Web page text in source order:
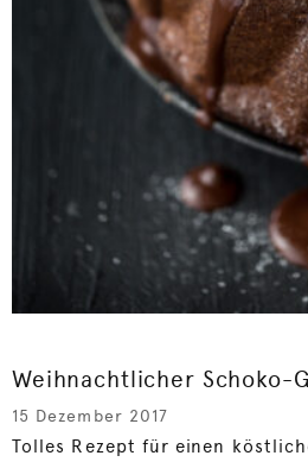
Weihnachtlicher Schoko-
15 Dezember 2017
Tolles Rezept für einen